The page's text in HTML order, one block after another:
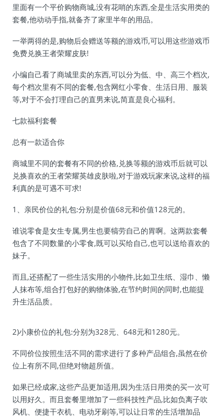
里面有一个平价购物商城,没有花哨的东西,全是生活实用类的
套餐,他动动手指,就备齐了家里半年的用品。
一举两得的是,购物后会赠送等额的游戏币,可以用这些游戏币
免费兑换王者荣耀皮肤!
小编自己看了商城里卖的东西,可以分为低、中、高三个档次,
每个档次里有不同的套餐,包含网红小零食、生活日用、服装
等,对于不会打理自己的直男来说,简直是良心福利。
七款福利套餐
总有一款适合你
商城里不同的套餐有不同的价格,兑换等额的游戏币后就可以
兑换喜欢的王者荣耀英雄皮肤啦,对于游戏玩家来说,这样的福
利真的是可遇不可求!
1、亲民价位的礼包:分别是价值68元和价值128元的。
谁说零食是女生专属,男生也要犒劳自己的胃啊。这两款套餐
包含了不同数量的小零食,既可以买给自己,也可以送给喜欢的
妹子。
而且,还搭配了一些生活实用的小物件,比如卫生纸、湿巾、懒
人抹布等,组合打包好的购物体验,在节约时间的同时,也能提
升生活品质。
2)小康价位的礼包:分别为328元、648元和1280元。
不同价位按照生活不同的需求进行了多种产品组合,虽然在价
位上有所不同,但绝对物超所值。
如果已经成家,这些产品更加适用,因为生活日用类的买一次可
以用好久。而且套餐里增加了一些科技性产品,比如负离子吹
风机、便捷干衣机、电动牙刷等,可以让日常的生活增加品